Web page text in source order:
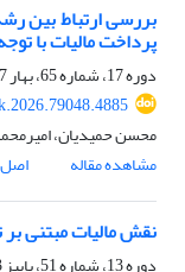
بررسی ارتباط بین
پرداخت مالیات با
دوره 17، شماره 65، بهار 1407، صفحه
محسن حمیدیان،
مشاهده مقاله
اصل
نقش مالیات مبتنی